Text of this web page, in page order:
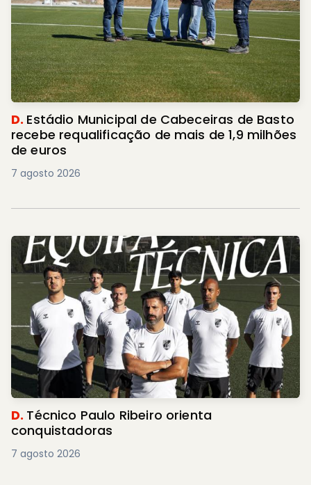
D. Estádio Municipal de Cabeceiras de Basto
recebe requalificação de mais de 1,9 milhões
de euros
7 agosto 2026
D. Técnico Paulo Ribeiro orienta
conquistadoras
7 agosto 2026